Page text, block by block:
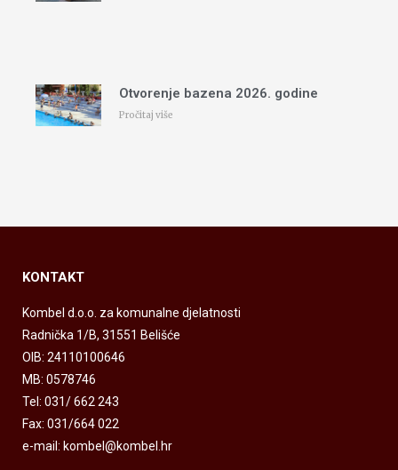
Otvorenje bazena 2026. godine
Pročitaj više
KONTAKT
Kombel d.o.o. za komunalne djelatnosti
Radnička 1/B, 31551 Belišće
OIB: 24110100646
MB: 0578746
Tel: 031/ 662 243
Fax: 031/664 022
e-mail: kombel@kombel.hr